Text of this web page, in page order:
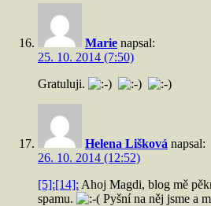
Marie napsal:
25. 10. 2014 (7:50)
Gratuluji.
Helena Lišková napsal:
26. 10. 2014 (12:52)
[5]:[14]: Ahoj Magdi, blog mě
spamu.
Pyšní na něj jsme a